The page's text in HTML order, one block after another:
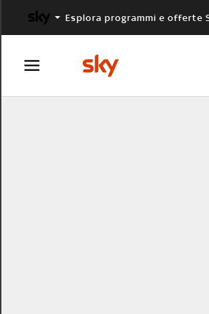
Esplora programmi e offerte